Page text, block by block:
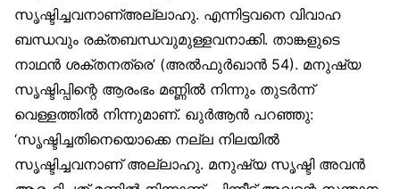
സൃഷ്ടിച്ചവനാണ്അല്ലാഹു. എന്നിട്ടവനെ വിവാഹ
ബന്ധവും രക്തബന്ധവുമുള്ളവനാക്കി. താങ്കളുടെ
നാഥൻ ശക്തനത്രെ’ (അൽഫുർഖാൻ 54). മനുഷ്യ
സൃഷ്ടിപ്പിന്റെ ആരംഭം മണ്ണിൽ നിന്നും തുടർന്ന്
വെള്ളത്തിൽ നിന്നുമാണ്. ഖുർആൻ പറഞ്ഞു:
‘സൃഷ്ടിച്ചതിനെയൊക്കെ നല്ല നിലയിൽ
സൃഷ്ടിച്ചവനാണ് അല്ലാഹു. മനുഷ്യ സൃഷ്ടി അവൻ